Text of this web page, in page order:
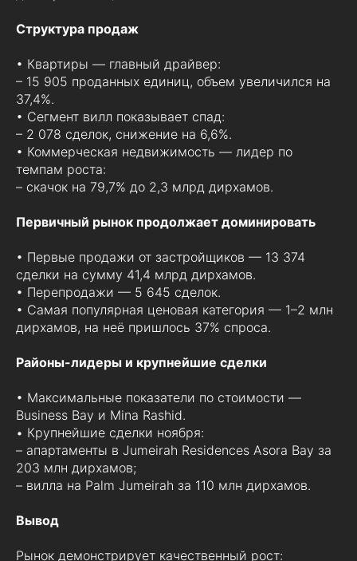
Структура продаж
• Квартиры — главный драйвер:
– 15 905 проданных единиц, объем увеличился на
37,4%.
• Сегмент вилл показывает спад:
– 2 078 сделок, снижение на 6,6%.
• Коммерческая недвижимость — лидер по
темпам роста:
– скачок на 79,7% до 2,3 млрд дирхамов.
Первичный рынок продолжает доминировать
• Первые продажи от застройщиков — 13 374
сделки на сумму 41,4 млрд дирхамов.
• Перепродажи — 5 645 сделок.
• Самая популярная ценовая категория — 1–2 млн
дирхамов, на неё пришлось 37% спроса.
Районы-лидеры и крупнейшие сделки
• Максимальные показатели по стоимости —
Business Bay и Mina Rashid.
• Крупнейшие сделки ноября:
– апартаменты в Jumeirah Residences Asora Bay за
203 млн дирхамов;
– вилла на Palm Jumeirah за 110 млн дирхамов.
Вывод
Рынок демонстрирует качественный рост: